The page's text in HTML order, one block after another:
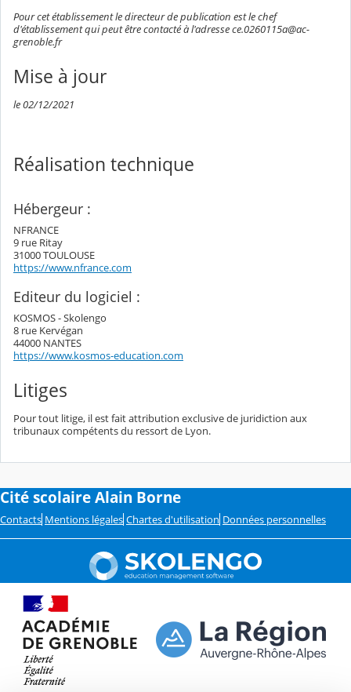
Pour cet établissement le directeur de publication est le chef
d'établissement qui peut être contacté à l'adresse ce.0260115a@ac-
grenoble.fr
Mise à jour
le 02/12/2021
Réalisation technique
Hébergeur :
NFRANCE
9 rue Ritay
31000 TOULOUSE
https://www.nfrance.com
Editeur du logiciel :
KOSMOS - Skolengo
8 rue Kervégan
44000 NANTES
https://www.kosmos-education.com
Litiges
Pour tout litige, il est fait attribution exclusive de juridiction aux
tribunaux compétents du ressort de Lyon.
Cité scolaire Alain Borne
Contacts Mentions légales Chartes d'utilisation Données personnelles